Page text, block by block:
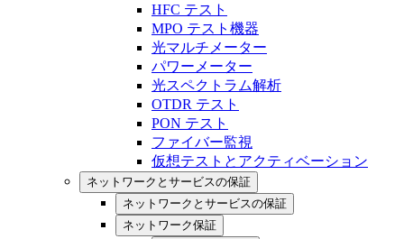
HFC テスト
MPO テスト機器
光マルチメーター
パワーメーター
光スペクトラム解析
OTDR テスト
PON テスト
ファイバー監視
仮想テストとアクティベーション
ネットワークとサービスの保証
ネットワークとサービスの保証
ネットワーク保証